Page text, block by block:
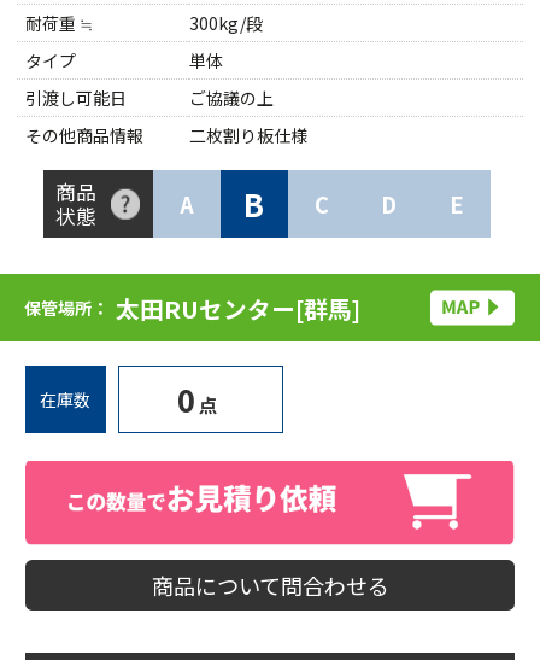
耐荷重 ≒
300kg/段
タイプ
単体
引渡し可能日
ご協議の上
その他商品情報
二枚割り板仕様
商品
状態
A B C D E
保管場所： 太田RUセンター[群馬]
在庫数 0 点
商品について問合わせる